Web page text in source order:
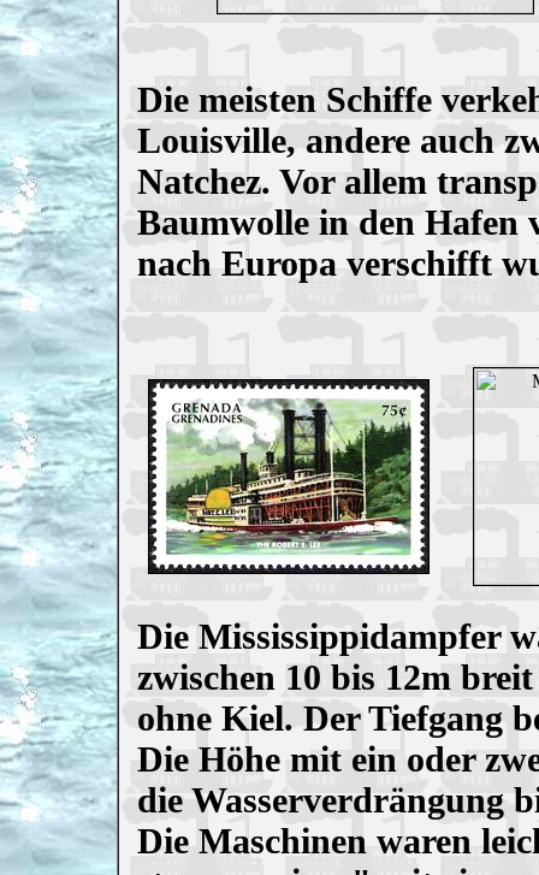
Die meisten Schiffe
Louisville, andere auch
Natchez. Vor allem
Baumwolle in den Hafen
nach Europa verschifft
Die Mississippidampfer
zwischen 10 bis 12m
ohne Kiel. Der Tiefgang
Die Höhe mit ein oder
die Wasserverdrängung
Die Maschinen waren